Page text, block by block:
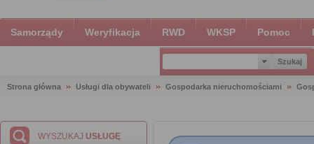
Samorządy Weryfikacja RWD WKSP Pomoc
Strona główna Usługi dla obywateli Gospodarka nieruchomościami
WYSZUKAJ USŁUGĘ